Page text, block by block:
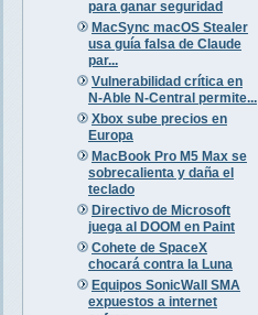
para ganar seguridad
MacSync macOS Stealer
usa guía falsa de Claude
par...
Vulnerabilidad crítica en
N-Able N-Central permite...
Xbox sube precios en
Europa
MacBook Pro M5 Max se
sobrecalienta y daña el
teclado
Directivo de Microsoft
juega al DOOM en Paint
Cohete de SpaceX
chocará contra la Luna
Equipos SonicWall SMA
expuestos a internet